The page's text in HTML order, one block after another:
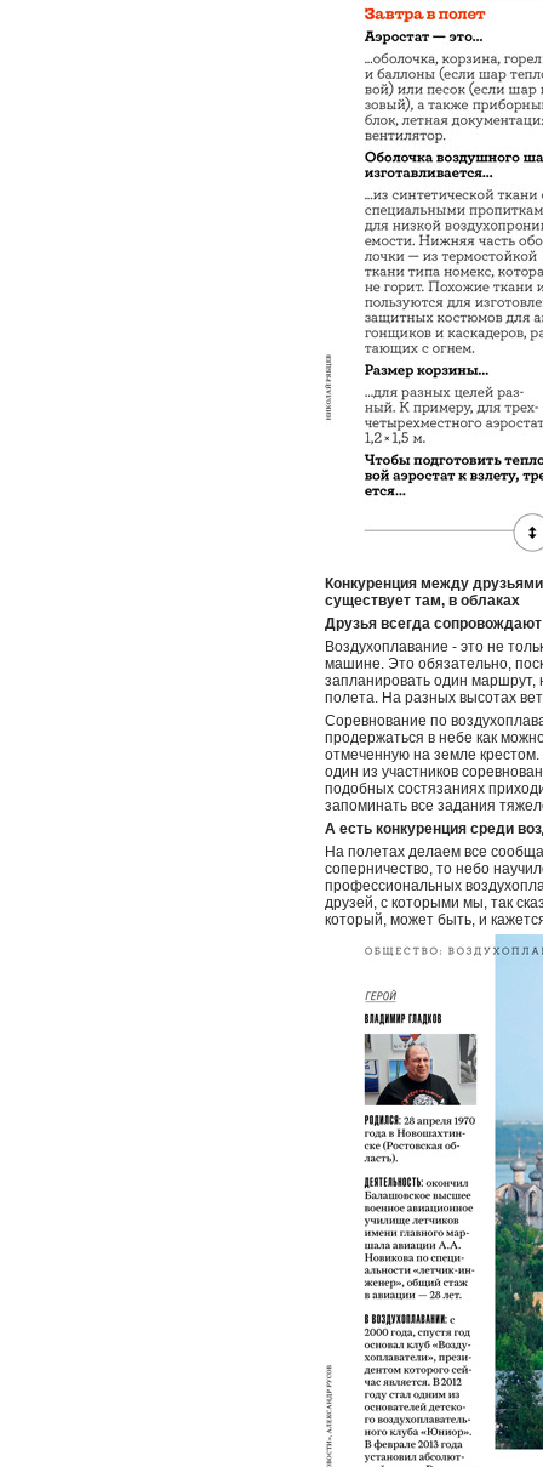
Конкуренция между
существует там, в облаках
Друзья всегда
Воздухоплавание - это не
машине. Это обязательно,
запланировать один маршрут,
полета. На разных высотах
Соревнование по
продержаться в небе как
отмеченную на земле
один из участников
подобных состязаниях
запоминать все задания
А есть конкуренция среди
На полетах делаем все
соперничество, то небо
профессиональных
друзей, с которыми мы, так
который, может быть, и